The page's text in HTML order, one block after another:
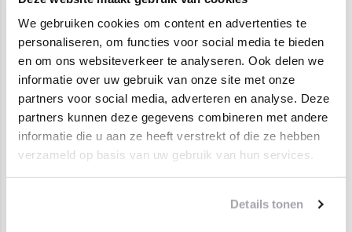
We gebruiken cookies om content en advertenties te
personaliseren, om functies voor social media te bieden
en om ons websiteverkeer te analyseren. Ook delen we
informatie over uw gebruik van onze site met onze
partners voor social media, adverteren en analyse. Deze
partners kunnen deze gegevens combineren met andere
informatie die u aan ze heeft verstrekt of die ze hebben
verzameld op basis van uw gebruik van hun services.
Details tonen
Complete uitlaat +
katalysator Volvo S40,
€194,95
Uitlaat set,
Tussendemper +
Einddemper + Eindpijp
Volvo C30, S40, V50
€209,00 €139,00
SALE